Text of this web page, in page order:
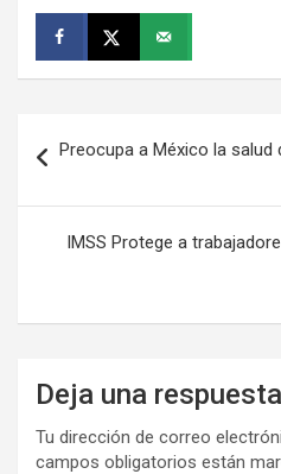
de
entradas
Preocupa a México la salud
IMSS Protege a
Deja una respuesta
Tu dirección de correo
campos obligatorios están